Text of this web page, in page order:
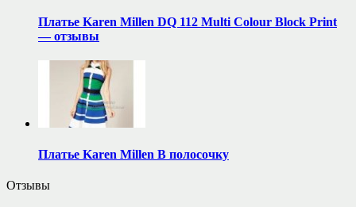
Платье Karen Millen DQ 112 Multi Colour Block Print
— отзывы
Платье Karen Millen В полосочку
Отзывы